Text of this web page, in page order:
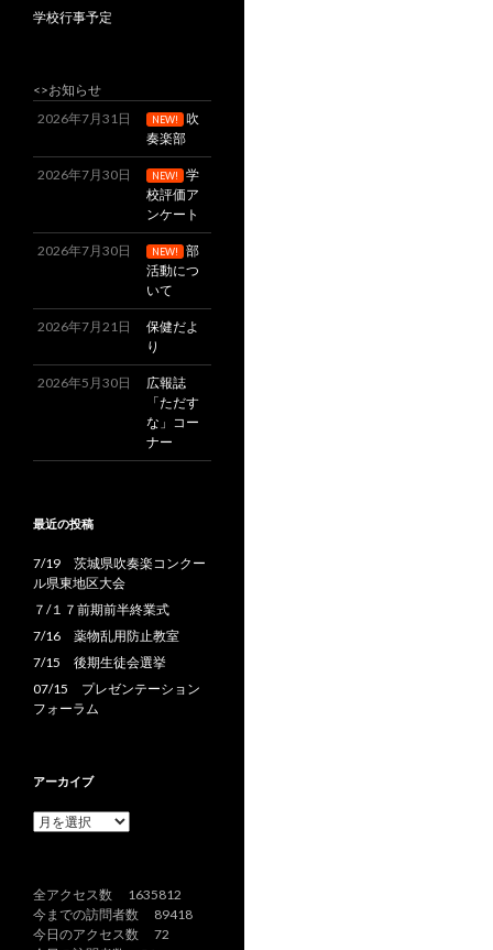
学校行事予定
<>お知らせ
2026年7月31日
NEW! 吹
奏楽部
2026年7月30日 NEW! 学
校評価ア
ンケート
2026年7月30日 NEW! 部
活動につ
いて
2026年7月21日
保健だよ
り
2026年5月30日
広報誌
「ただす
な」コー
ナー
最近の投稿
7/19 茨城県吹奏楽コンクー
ル県東地区大会
７/１７前期前半終業式
7/16 薬物乱用防止教室
7/15 後期生徒会選挙
07/15 プレゼンテーション
フォーラム
アーカイブ
ア
ブ
全アクセス数 1635812
今までの訪問者数 89418
今日のアクセス数 72